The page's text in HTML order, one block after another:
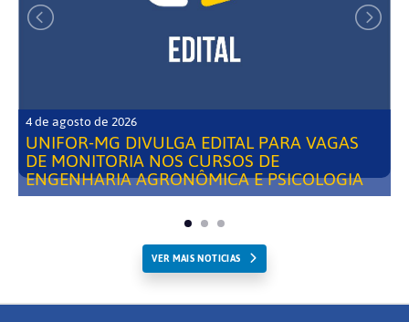
4 de agosto de 2026
UNIFOR-MG DIVULGA EDITAL PARA VAGAS
DE MONITORIA NOS CURSOS DE
ENGENHARIA AGRONÔMICA E PSICOLOGIA
VER MAIS NOTICIAS